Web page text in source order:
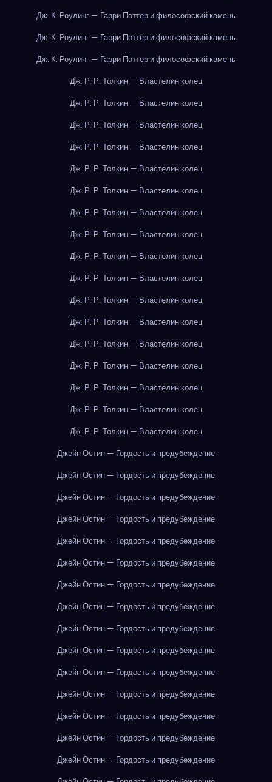
Дж. К. Роулинг — Гарри Поттер и философский камень
Дж. К. Роулинг — Гарри Поттер и философский камень
Дж. К. Роулинг — Гарри Поттер и философский камень
Дж. Р. Р. Толкин — Властелин колец
Дж. Р. Р. Толкин — Властелин колец
Дж. Р. Р. Толкин — Властелин колец
Дж. Р. Р. Толкин — Властелин колец
Дж. Р. Р. Толкин — Властелин колец
Дж. Р. Р. Толкин — Властелин колец
Дж. Р. Р. Толкин — Властелин колец
Дж. Р. Р. Толкин — Властелин колец
Дж. Р. Р. Толкин — Властелин колец
Дж. Р. Р. Толкин — Властелин колец
Дж. Р. Р. Толкин — Властелин колец
Дж. Р. Р. Толкин — Властелин колец
Дж. Р. Р. Толкин — Властелин колец
Дж. Р. Р. Толкин — Властелин колец
Дж. Р. Р. Толкин — Властелин колец
Дж. Р. Р. Толкин — Властелин колец
Дж. Р. Р. Толкин — Властелин колец
Джейн Остин — Гордость и предубеждение
Джейн Остин — Гордость и предубеждение
Джейн Остин — Гордость и предубеждение
Джейн Остин — Гордость и предубеждение
Джейн Остин — Гордость и предубеждение
Джейн Остин — Гордость и предубеждение
Джейн Остин — Гордость и предубеждение
Джейн Остин — Гордость и предубеждение
Джейн Остин — Гордость и предубеждение
Джейн Остин — Гордость и предубеждение
Джейн Остин — Гордость и предубеждение
Джейн Остин — Гордость и предубеждение
Джейн Остин — Гордость и предубеждение
Джейн Остин — Гордость и предубеждение
Джейн Остин — Гордость и предубеждение